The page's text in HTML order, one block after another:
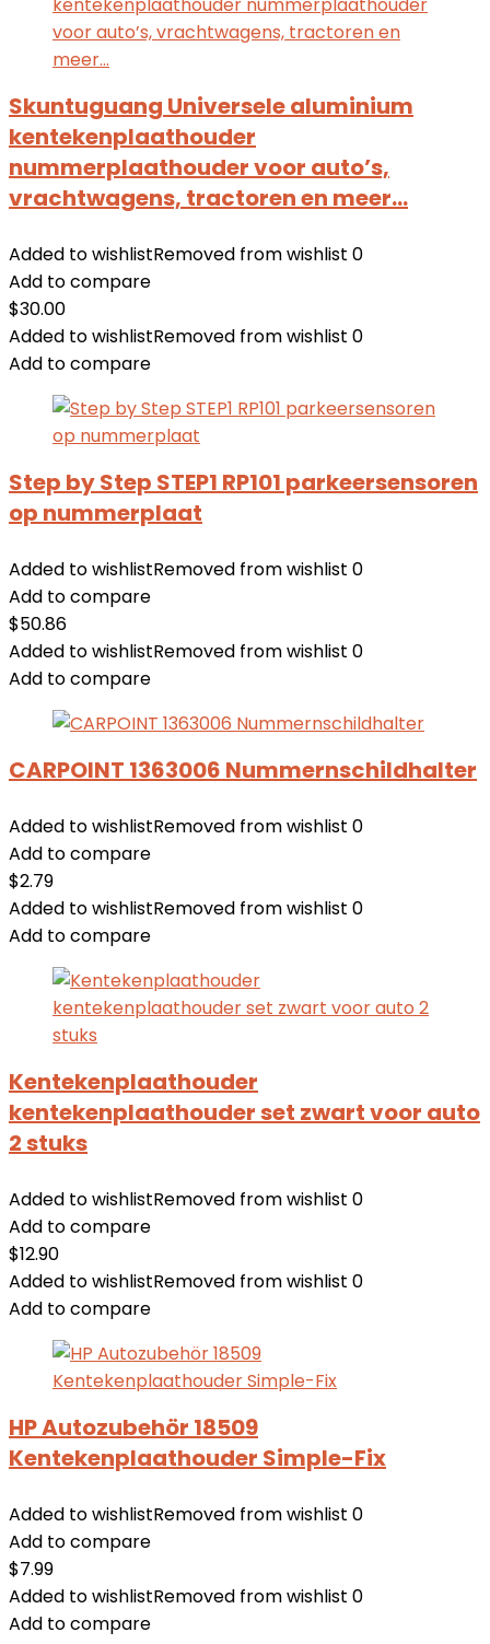
Skuntuguang Universele aluminium
kentekenplaathouder
nummerplaathouder voor auto’s,
vrachtwagens, tractoren en meer…
Added to wishlistRemoved from wishlist 0
Add to compare
$30.00
Added to wishlistRemoved from wishlist 0
Add to compare
Step by Step STEP1 RP101 parkeersensoren
op nummerplaat
Added to wishlistRemoved from wishlist 0
Add to compare
$50.86
Added to wishlistRemoved from wishlist 0
Add to compare
CARPOINT 1363006 Nummernschildhalter
Added to wishlistRemoved from wishlist 0
Add to compare
$2.79
Added to wishlistRemoved from wishlist 0
Add to compare
Kentekenplaathouder
kentekenplaathouder set zwart voor auto
2 stuks
Added to wishlistRemoved from wishlist 0
Add to compare
$12.90
Added to wishlistRemoved from wishlist 0
Add to compare
HP Autozubehör 18509
Kentekenplaathouder Simple-Fix
Added to wishlistRemoved from wishlist 0
Add to compare
$7.99
Added to wishlistRemoved from wishlist 0
Add to compare